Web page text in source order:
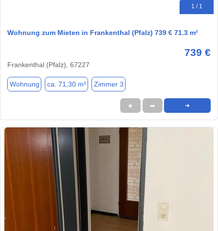
1 / 1
Wohnung zum Mieten in Frankenthal (Pfalz) 739 € 71.3 m²
739 €
Frankenthal (Pfalz), 67227
Wohnung ca. 71,30 m² Zimmer 3
★ ➦ ➜